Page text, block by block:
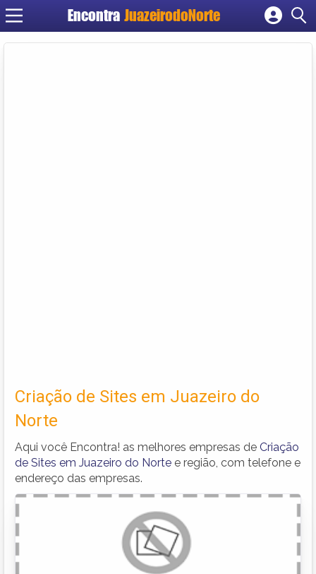
Encontra JuazeirodoNorte
Cadastrar empresa
Criação de Sites em Juazeiro do
Norte
Aqui você Encontra! as melhores empresas de Criação
de Sites em Juazeiro do Norte e região, com telefone e
endereço das empresas.